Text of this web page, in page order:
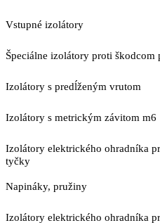
Vstupné izolátory
Špeciálne izolátory proti škodcom
Izolátory s predĺženým vrutom
Izolátory s metrickým závitom m6
Izolátory elektrického ohradníka
tyčky
Napináky, pružiny
Izolátory elektrického ohradníka